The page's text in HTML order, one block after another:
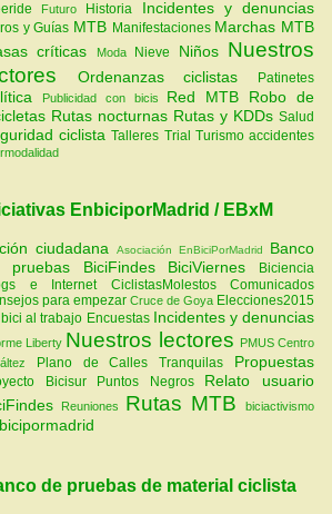
Futuro Historia Incidentes y denuncias
y Guías MTB Manifestaciones Marchas MTB
críticas
Moda Nieve Niños Nuestros
Ordenanzas ciclistas Patinetes
Publicidad con bicis Red MTB Robo de
Rutas nocturnas Rutas y KDDs Salud
ciclistaTalleres Trial Turismoaccidentes
EnbiciporMadrid / EBxM
ciudadana Asociación EnBiciPorMadrid
Banco
pruebas
BiciFindes BiciViernes
Biciencia
e Internet
CiclistasMolestos
Comunicados
para empezar Cruce de Goya Elecciones2015
bici al trabajo Encuestas Incidentes y denuncias
Liberty Nuestros lectores
PMUS Centro
Plano de Calles Tranquilas Propuestas
Bicisur Puntos Negros
Relato usuario
Reuniones Rutas MTB biciactivismo
de pruebas de material ciclista